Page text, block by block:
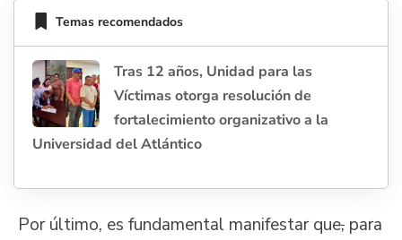
Temas recomendados
Tras 12 años, Unidad para las
Víctimas otorga resolución de
fortalecimiento organizativo a la
Universidad del Atlántico
Por último, es fundamental manifestar que, para